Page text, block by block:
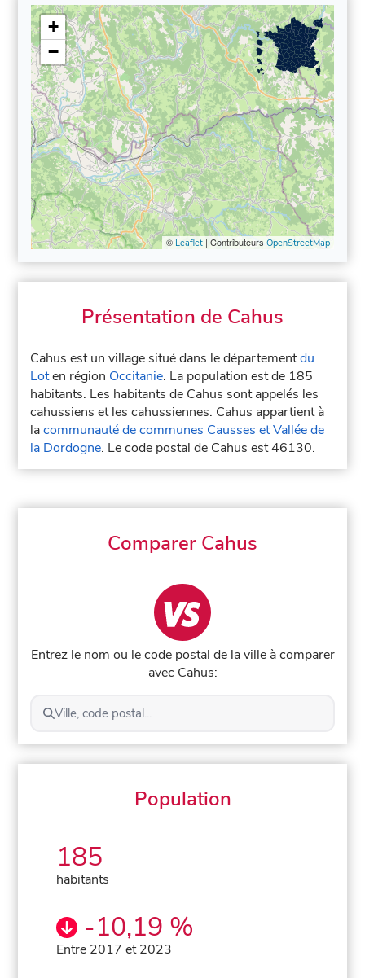
+
−
© Leaflet| Contributeurs OpenStreetMap
Présentation de Cahus
Cahus est un village situé dans le départementdu
Loten région Occitanie. La population est de 185
habitants. Les habitants de Cahus sont appelés les
cahussiens et les cahussiennes. Cahus appartient à
lacommunauté de communes Causses et Vallée de
la Dordogne. Le code postal de Cahus est 46130.
Comparer Cahus
Entrez le nom ou le code postal de la ville à comparer
avec Cahus:
Ville, code postal...
Population
185
habitants
-10,19 %
Entre 2017 et 2023